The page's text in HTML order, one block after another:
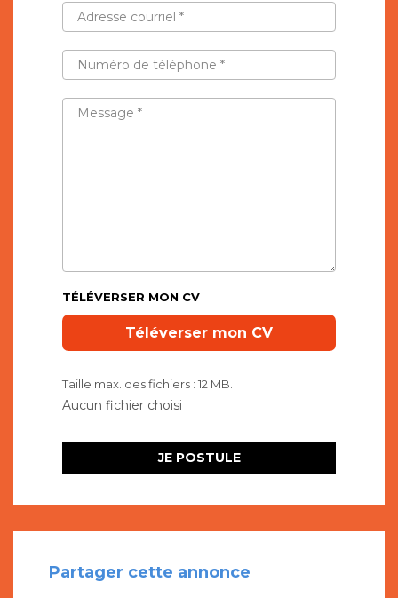
ADRESSE
COURRIEL
*
NUMÉRO
TÉLÉPHONE
*MESSAGE
TÉLÉVERSER MON CV
Taille max. des fichiers : 12 MB.
Partager cette annonce